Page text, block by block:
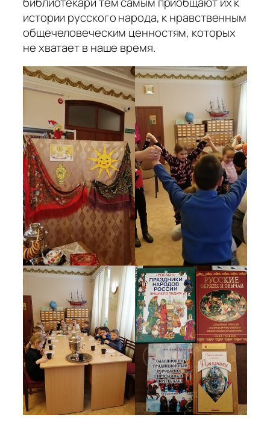
истории русского народа, к нравственным
общечеловеческим ценностям, которых
не хватает в наше время.